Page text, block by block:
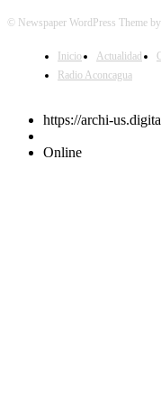
© Newspaper WordPress Theme
Inicio Actualidad
Radio Aconcagua
https://archi-
Online